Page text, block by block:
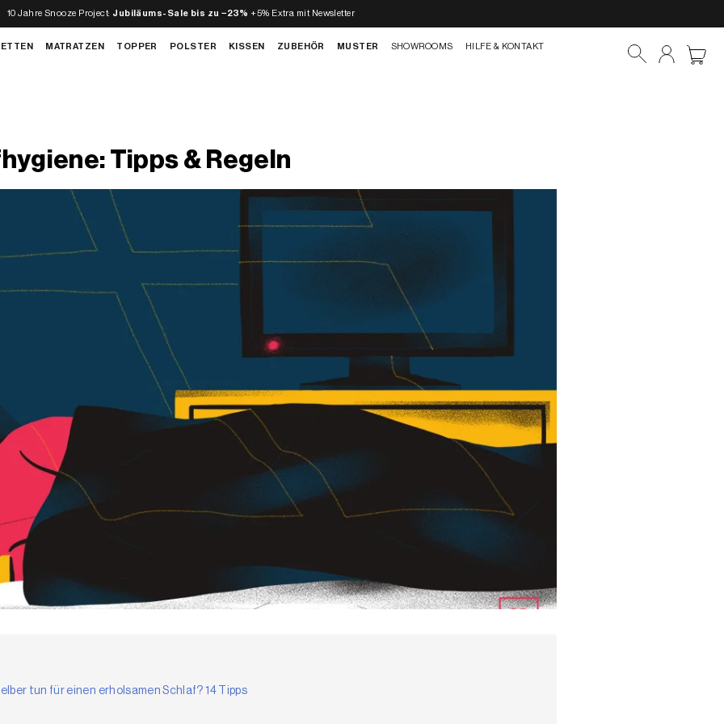
10 Jahre Snooze Project: Jubiläums-Sale bis zu −23% +5% Extra mit Newsletter
MATRATZEN TOPPER POLSTER KISSEN ZUBEHÖR MUSTER SHOWROOMS
HILFE & KONTAKT
Tipps & Regeln
tun für einen erholsamen Schlaf? 14 Tipps